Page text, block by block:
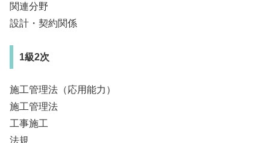
関連分野
設計・契約関係
1級2次
施工管理法（応用能力）
施工管理法
工事施工
法規